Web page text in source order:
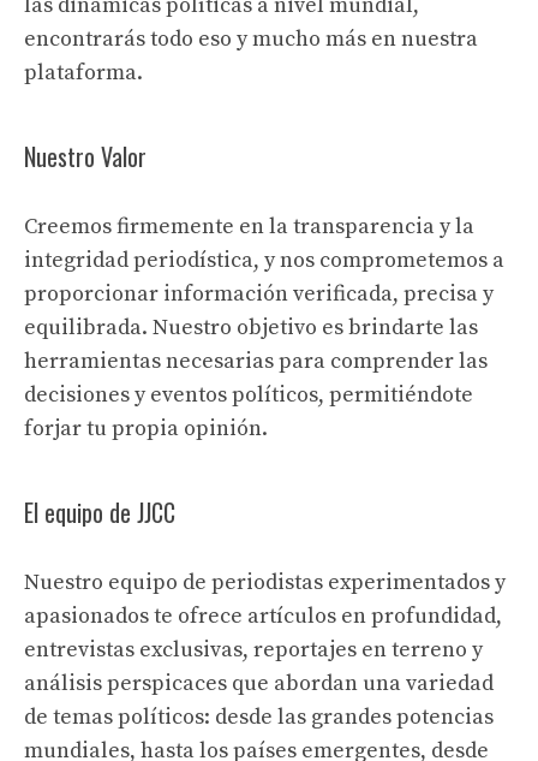
las dinámicas políticas a nivel mundial,
encontrarás todo eso y mucho más en nuestra
plataforma.
Nuestro Valor
Creemos firmemente en la transparencia y la
integridad periodística, y nos comprometemos a
proporcionar información verificada, precisa y
equilibrada. Nuestro objetivo es brindarte las
herramientas necesarias para comprender las
decisiones y eventos políticos, permitiéndote
forjar tu propia opinión.
El equipo de JJCC
Nuestro equipo de periodistas experimentados y
apasionados te ofrece artículos en profundidad,
entrevistas exclusivas, reportajes en terreno y
análisis perspicaces que abordan una variedad
de temas políticos: desde las grandes potencias
mundiales, hasta los países emergentes, desde